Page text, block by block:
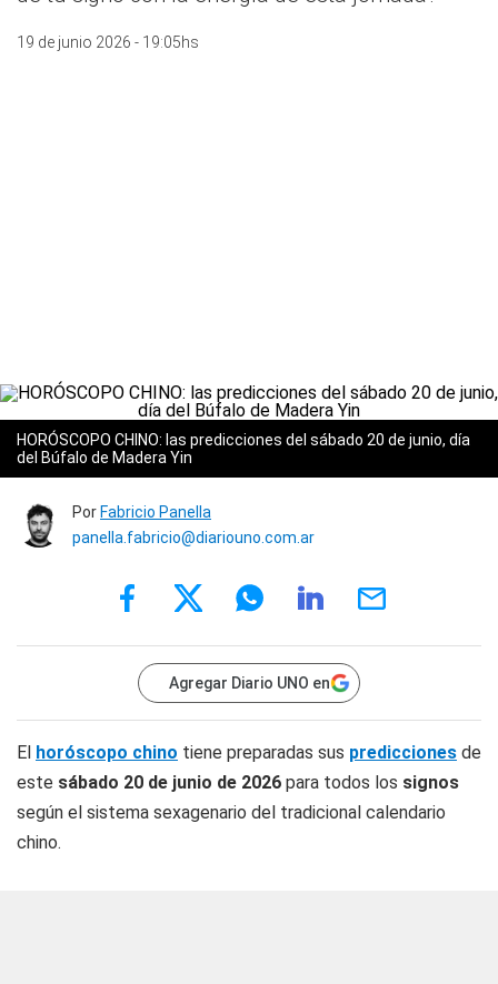
19 de junio 2026 - 19:05hs
HORÓSCOPO CHINO: las predicciones del sábado 20 de junio, día
del Búfalo de Madera Yin
Por Fabricio Panella
panella.fabricio@diariouno.com.ar
Agregar Diario UNO en
El horóscopo chino tiene preparadas sus predicciones de
este sábado 20 de junio de 2026 para todos los signos
según el sistema sexagenario del tradicional calendario
chino.